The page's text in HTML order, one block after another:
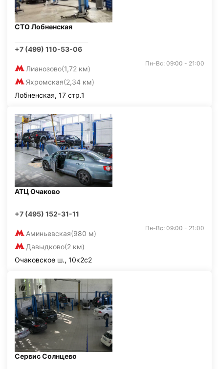
СТО Лобненская
+7 (499) 110-53-06
Лианозово(1,72 км)
Яхромская(2,34 км)
Пн-Вс: 09:00 - 21:00
Лобненская, 17 стр.1
АТЦ Очаково
+7 (495) 152-31-11
Аминьевская(980 м)
Давыдково(2 км)
Пн-Вс: 09:00 - 21:00
Очаковское ш., 10к2с2
Сервис Солнцево